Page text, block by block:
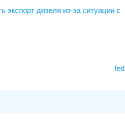
экспорт дизеля из-за ситуации с